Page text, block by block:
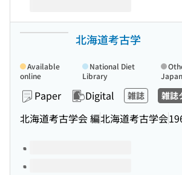
北海道考古学
Paper Digital 雑誌 雑誌
北海道考古学会 編北海道考古学会
Available
online
National Diet
Library
Japan
Volumes of this title